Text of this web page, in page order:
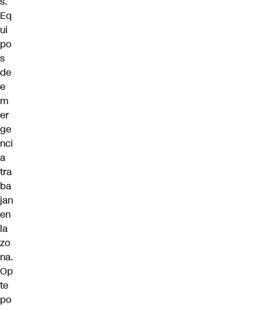
Eq
ui
po
s
de
e
m
er
ge
nci
a
tra
ba
jan
en
la
zo
na.
Op
te
po